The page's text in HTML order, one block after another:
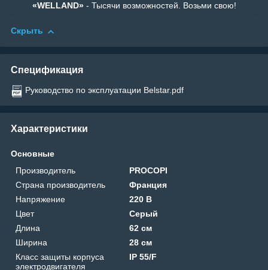
«WELLAND»- Тысячи возможностей. Возьми свою!
Скрыть
Спецификация
Руководство по эксплуатации Belstar.pdf
Характеристики
Основные
Производитель
PROCOPI
Страна производитель
Франция
Напряжение
220 В
Цвет
Серый
Длина
62 см
Ширина
28 см
Класс защиты корпуса
электродвигателя
IP 55/F